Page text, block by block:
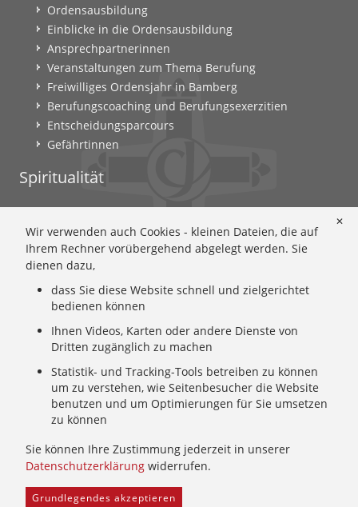
Ordensausbildung
Einblicke in die Ordensausbildung
Ansprechpartnerinnen
Veranstaltungen zum Thema Berufung
Freiwilliges Ordensjahr in Bamberg
Berufungscoaching und Berufungsexerzitien
Entscheidungsparcours
Gefährtinnen
Spiritualität
Ignatianisch beten: Wie geht das? Eine Anleitung
Ignatianisch und weiblich: Mary Wards Spiritualität
Mary-Ward: Geschichte und Texte im Überblick
Mary Ward 400: Mary Wards erster Weg nach Rom
Spirituelle Impulse
Zeitschrift: Spiritualität konkret
Gemeinschaft
Wer wir sind: Ignatianisch - Weiblich - CJ
Wie wir leben: Unsere Sendung
Wer uns führt: Unsere Ordensleitung
✕
Wir verwenden auch Cookies - kleinen Dateien, die auf
Ihrem Rechner vorübergehend abgelegt werden. Sie
dienen dazu,
dass Sie diese Website schnell und zielgerichtet
bedienen können
Ihnen Videos, Karten oder andere Dienste von
Dritten zugänglich zu machen
Statistik- und Tracking-Tools betreiben zu können
um zu verstehen, wie Seitenbesucher die Website
benutzen und um Optimierungen für Sie umsetzen
zu können
Sie können Ihre Zustimmung jederzeit in unserer
Datenschutzerklärung widerrufen.
Grundlegendes akzeptieren